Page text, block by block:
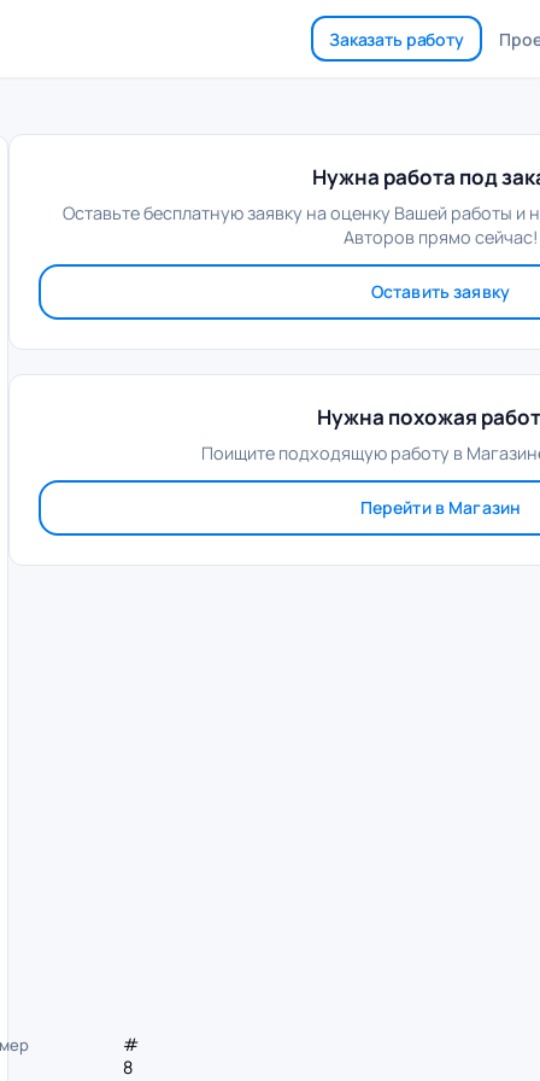
Заказать работу
#
8
Нужна работа под
Оставьте бесплатную заявку на оценку Вашей работы и
Авторов прямо сейчас!
Оставить заявку
Нужна похожая
Поищите подходящую работу в
Перейти в Магазин